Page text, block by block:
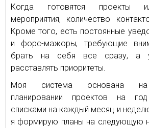
Когда готовятся проекты
мероприятия, количество
Кроме того, есть постоянные
и форс-мажоры, требующие
брать на себя все сразу, а
расставлять приоритеты.
Моя система основана на
планировании проектов на
списками на каждый месяц и
я формирую планы на следующую